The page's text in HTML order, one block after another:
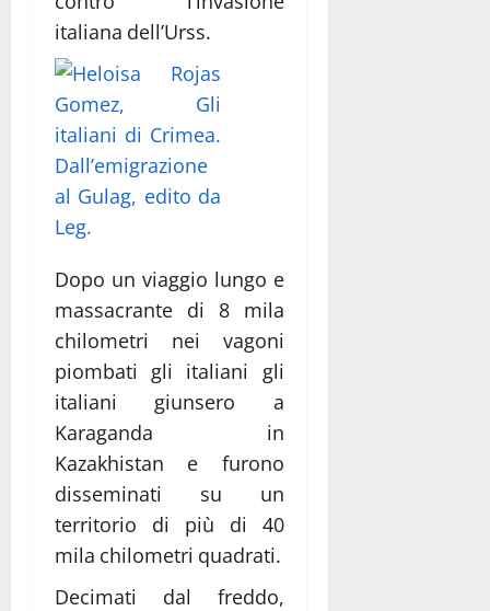
italiana dell’Urss.
Dopo un viaggio lungo e
massacrante di 8 mila
chilometri nei vagoni
piombati gli italiani gli
italiani giunsero a
Karaganda in
Kazakhistan e furono
disseminati su un
territorio di più di 40
mila chilometri quadrati.
Decimati dal freddo,